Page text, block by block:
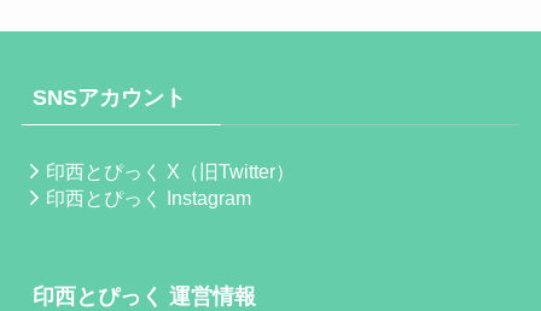
SNSアカウント
印西とぴっく X（旧Twitter）
印西とぴっく Instagram
印西とぴっく 運営情報